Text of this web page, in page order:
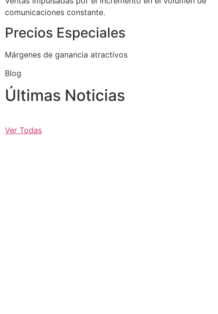
comunicaciones constante.
Precios Especiales
Márgenes de ganancia atractivos
Blog
Últimas Noticias
Ver Todas